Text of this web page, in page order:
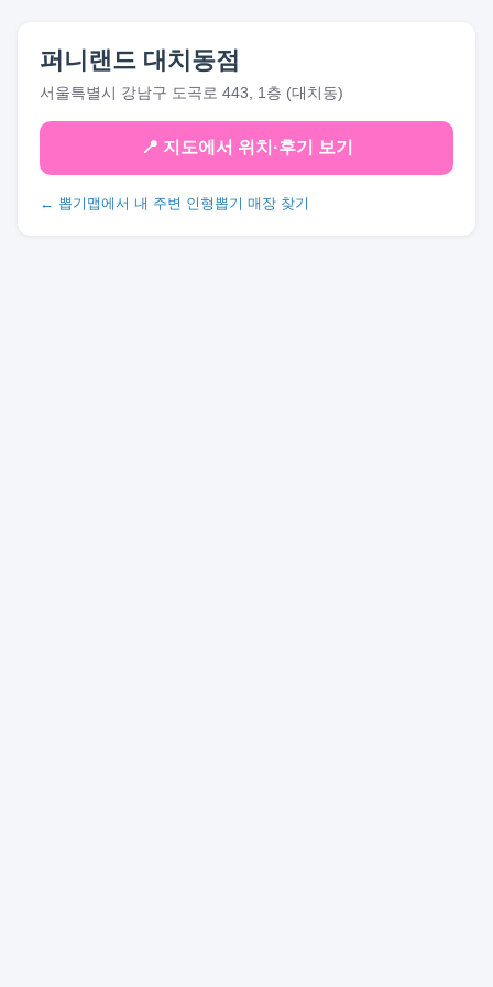
퍼니랜드 대치동점
서울특별시 강남구 도곡로 443, 1층 (대치동)
📍 지도에서 위치·후기 보기
← 뽑기맵에서 내 주변 인형뽑기 매장 찾기